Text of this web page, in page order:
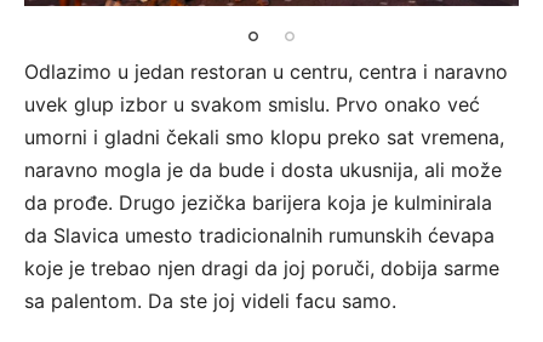
Odlazimo u jedan restoran u centru, centra i naravno
uvek glup izbor u svakom smislu. Prvo onako već
umorni i gladni čekali smo klopu preko sat vremena,
naravno mogla je da bude i dosta ukusnija, ali može
da prođe. Drugo jezička barijera koja je kulminirala
da Slavica umesto tradicionalnih rumunskih ćevapa
koje je trebao njen dragi da joj poruči, dobija sarme
sa palentom. Da ste joj videli facu samo.